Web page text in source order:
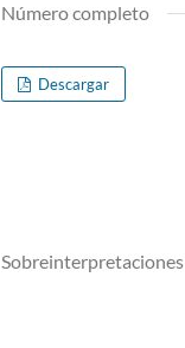
Número completo
Descargar
Sobreinterpretaciones